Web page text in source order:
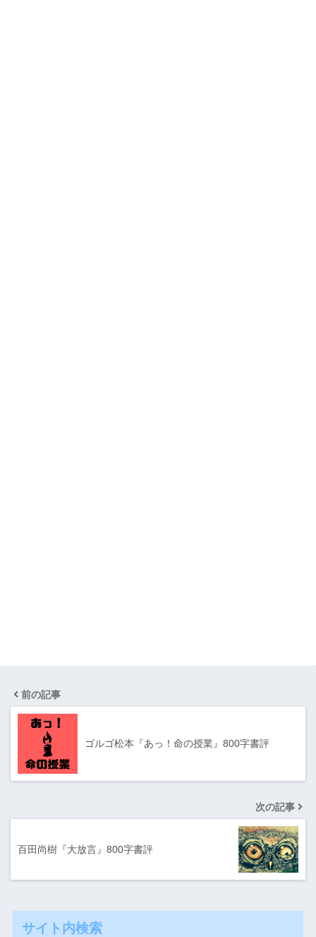
前の記事
ゴルゴ松本『あっ！命の授業』800字書評
次の記事
百田尚樹『大放言』800字書評
サイト内検索